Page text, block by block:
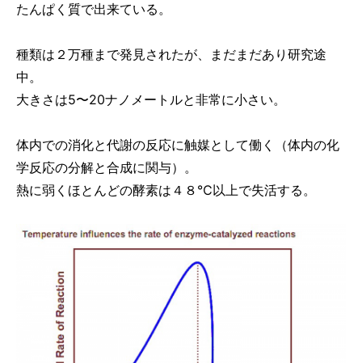
たんぱく質で出来ている。
種類は２万種まで発見されたが、まだまだあり研究途
中。
大きさは5〜20ナノメートルと非常に小さい。
体内での消化と代謝の反応に触媒として働く（体内の化
学反応の分解と合成に関与）。
熱に弱くほとんどの酵素は４８℃以上で失活する。